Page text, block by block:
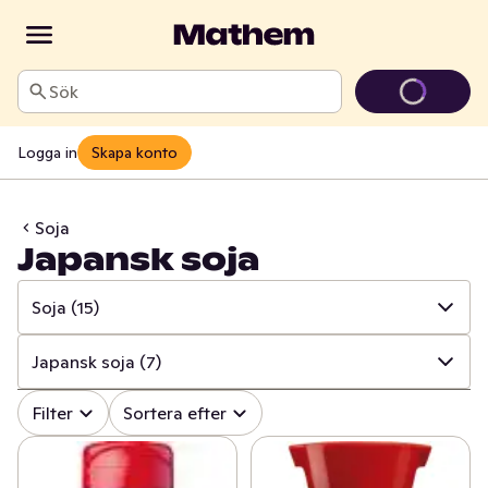
Sök
Logga in Skapa konto
Soja
Japansk soja
Soja (15)
✓ Alla (649)
✓ Kryddor & örter (226)
Såser & aromsmör
Japansk soja (7)
✓ Alla (15)
Japansk soja (7)
Filter Sortera efter